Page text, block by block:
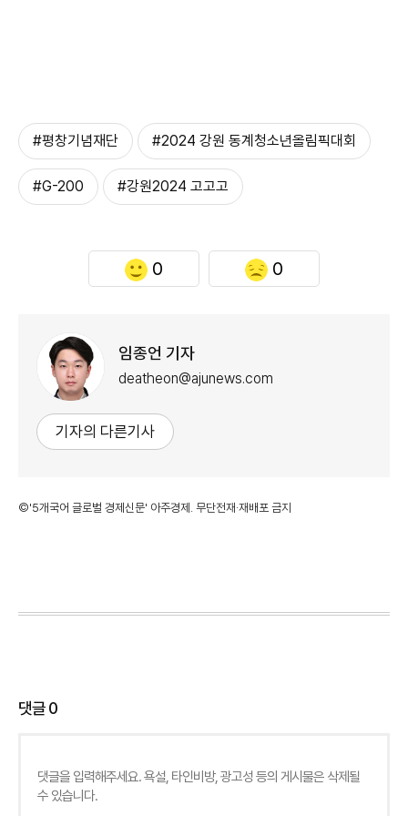
#평창기념재단 #2024 강원 동계청소년올림픽대회
#G-200 #강원2024 고고고
0 0
임종언 기자
deatheon@ajunews.com
기자의 다른기사
©'5개국어 글로벌 경제신문' 아주경제. 무단전재·재배포 금지
댓글0